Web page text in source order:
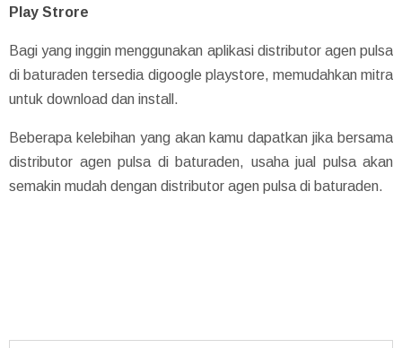
Play Strore
Bagi yang inggin menggunakan aplikasi distributor agen pulsa
di baturaden tersedia digoogle playstore, memudahkan mitra
untuk download dan install.
Beberapa kelebihan yang akan kamu dapatkan jika bersama
distributor agen pulsa di baturaden, usaha jual pulsa akan
semakin mudah dengan distributor agen pulsa di baturaden.